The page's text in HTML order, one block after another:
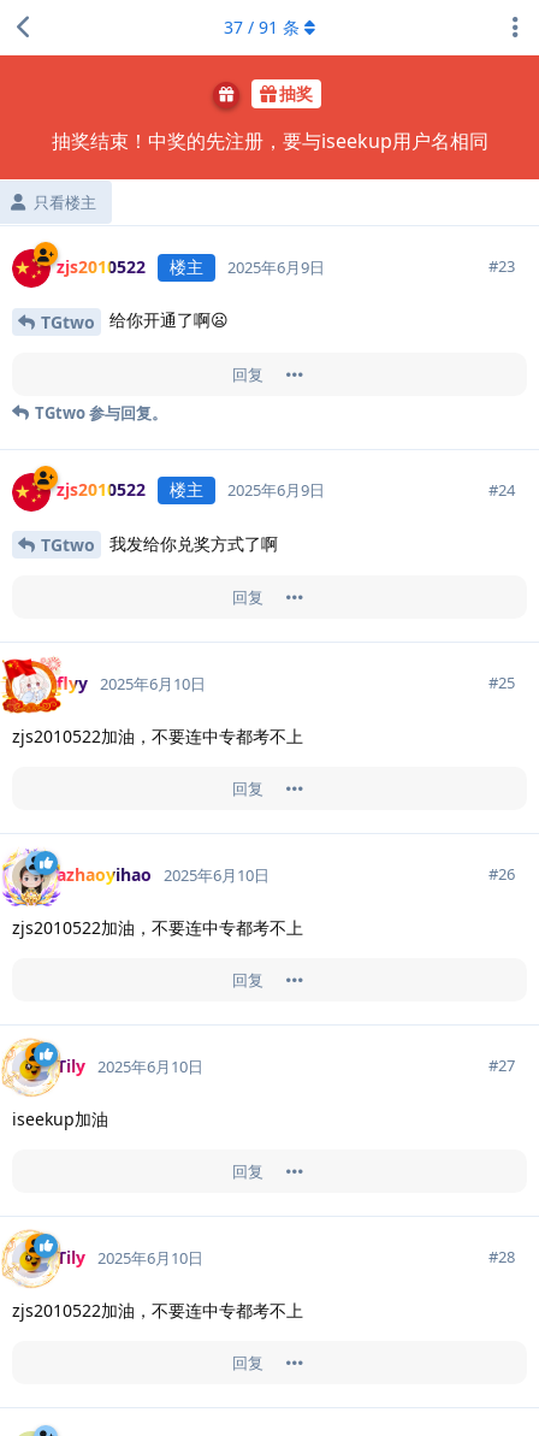
抽奖
抽奖结束！中奖的先注册，要与iseekup用户名相同
只看楼主
37 / 91 条
zjs2010522 楼主 2025年6月9日 #23
TGtwo 给你开通了啊😦
回复
TGtwo参与回复。
zjs2010522 楼主 2025年6月9日 #24
TGtwo 我发给你兑奖方式了啊
回复
flyy 2025年6月10日 #25
zjs2010522加油，不要连中专都考不上
回复
azhaoyihao 2025年6月10日 #26
zjs2010522加油，不要连中专都考不上
回复
Tily 2025年6月10日 #27
iseekup加油
回复
Tily 2025年6月10日 #28
zjs2010522加油，不要连中专都考不上
回复